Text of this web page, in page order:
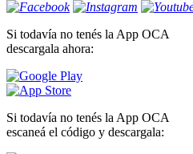
Si todavía no tenés la App OCA
descargala ahora:
Si todavía no tenés la App OCA
escaneá el código y descargala: